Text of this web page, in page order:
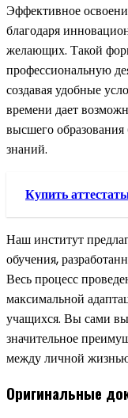
Эффективное
благодаря
желающих. Такой
профессиональную
создавая удобные
времени дает
высшего образования
знаний.
Купить
Наш институт
обучения,
Весь процесс
максимальной
учащихся. Вы сами
значительное
между личной
Оригинальные